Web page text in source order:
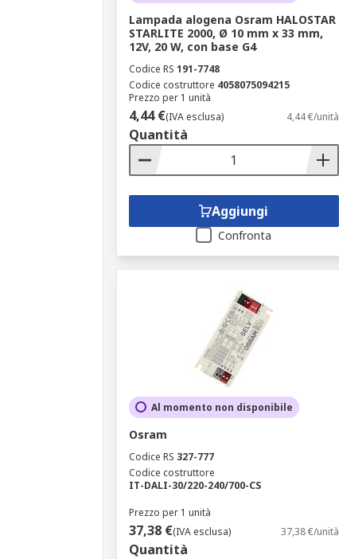
Lampada alogena Osram HALOSTAR
STARLITE 2000, Ø 10 mm x 33 mm,
12V, 20 W, con base G4
Codice RS 191-7748
Codice costruttore 4058075094215
Prezzo per 1 unità
4,44 €(IVA esclusa) 4,44 €/unità
Quantità
Aggiungi
Confronta
Al momento non disponibile
Osram
Codice RS 327-777
Codice costruttore
IT-DALI-30/220-240/700-CS
Prezzo per 1 unità
37,38 €(IVA esclusa) 37,38 €/unità
Quantità